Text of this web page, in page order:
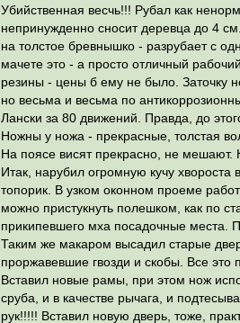
Убийственная весчь!!! Рубал как
непринужденно сносит деревца до 4
на толстое бревнышко - разрубает с
мачете это - а просто отличный
резины - цены б ему не было. Заточку
но весьма и весьма по
Лански за 80 движений. Правда, до
Ножны у ножа - прекрасные, толстая
На поясе висят прекрасно, не мешают.
Итак, нарубил огромную кучу хвороста
топорик. В узком оконном проеме
можно пристукнуть полешком, как по
прикипевшего мха посадочные места.
Таким же макаром высадил старые
проржавевшие гвозди и скобы. Все это
Вставил новые рамы, при этом нож
сруба, и в качестве рычага, и
рук!!!!! Вставил новую дверь, тоже,